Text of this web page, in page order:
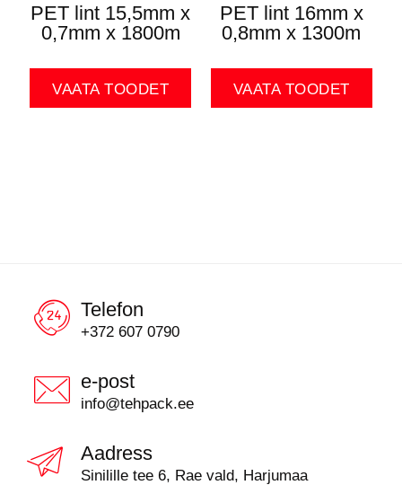
PET lint 15,5mm x
0,7mm x 1800m
VAATA TOODET
PET lint 16mm x
0,8mm x 1300m
VAATA TOODET
Telefon
+372 607 0790
e-post
info@tehpack.ee
Aadress
Sinilille tee 6, Rae vald, Harjumaa